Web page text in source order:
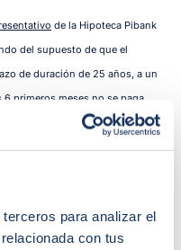
para analizar el
con tus
de la Hipoteca Pibank
del supuesto de que el
de duración de 25 años, a un
primeros meses no se paga
642,15€ y una última cuota de
en cuenta, además, un coste de
de 95.000€ de